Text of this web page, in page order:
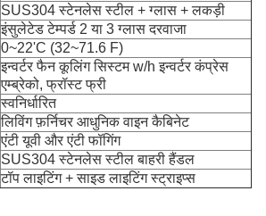
SUS304 स्टेनलेस स्टील + ग्लास + लकड़ी
इंसुलेटेड टेम्पर्ड 2 या 3 ग्लास दरवाजा
0~22'C (32~71.6 F)
इन्वर्टर फैन कूलिंग सिस्टम w/h इन्वर्टर कंप्रेस
एम्ब्रेको, फ्रॉस्ट फ्री
स्वनिर्धारित
लिविंग फ़र्निचर आधुनिक वाइन कैबिनेट
एंटी यूवी और एंटी फॉगिंग
SUS304 स्टेनलेस स्टील बाहरी हैंडल
टॉप लाइटिंग + साइड लाइटिंग स्ट्राइप्स